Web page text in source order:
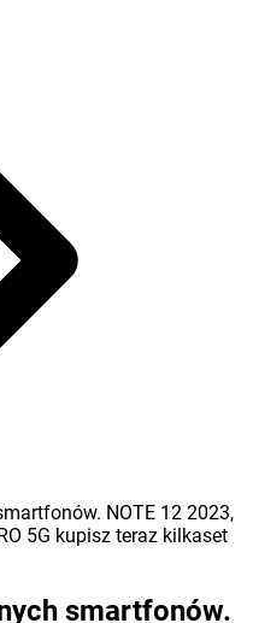
NOTE 12 2023,
5G kupisz teraz kilkaset
smartfonów.